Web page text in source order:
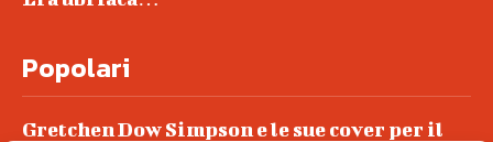
Popolari
Gretchen Dow Simpson e le sue cover per il